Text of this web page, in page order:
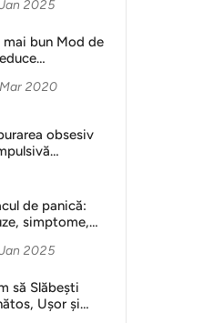
2025
mai bun Mod de
2020
obsesiv
de panică:
simptome,
2025
să Slăbești
Ușor și